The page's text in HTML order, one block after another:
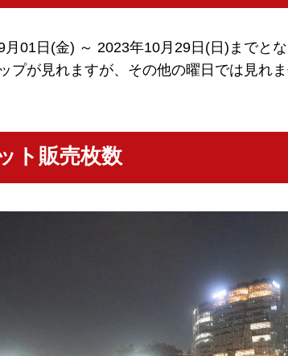
月01日(金) ～ 2023年10月29日(日)までと
プが見れますが、その他の曜日では見れ
ト販売枚数